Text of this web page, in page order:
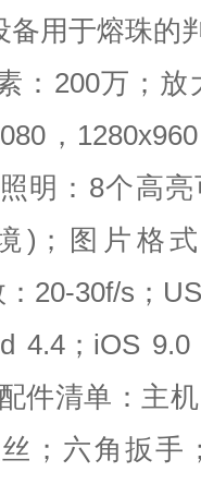
备用于熔珠的
：200万；放
，
明：8个高
)；图片格
20-30f/s；
4.4；iOS 9.0
件清单：主
；六角扳手